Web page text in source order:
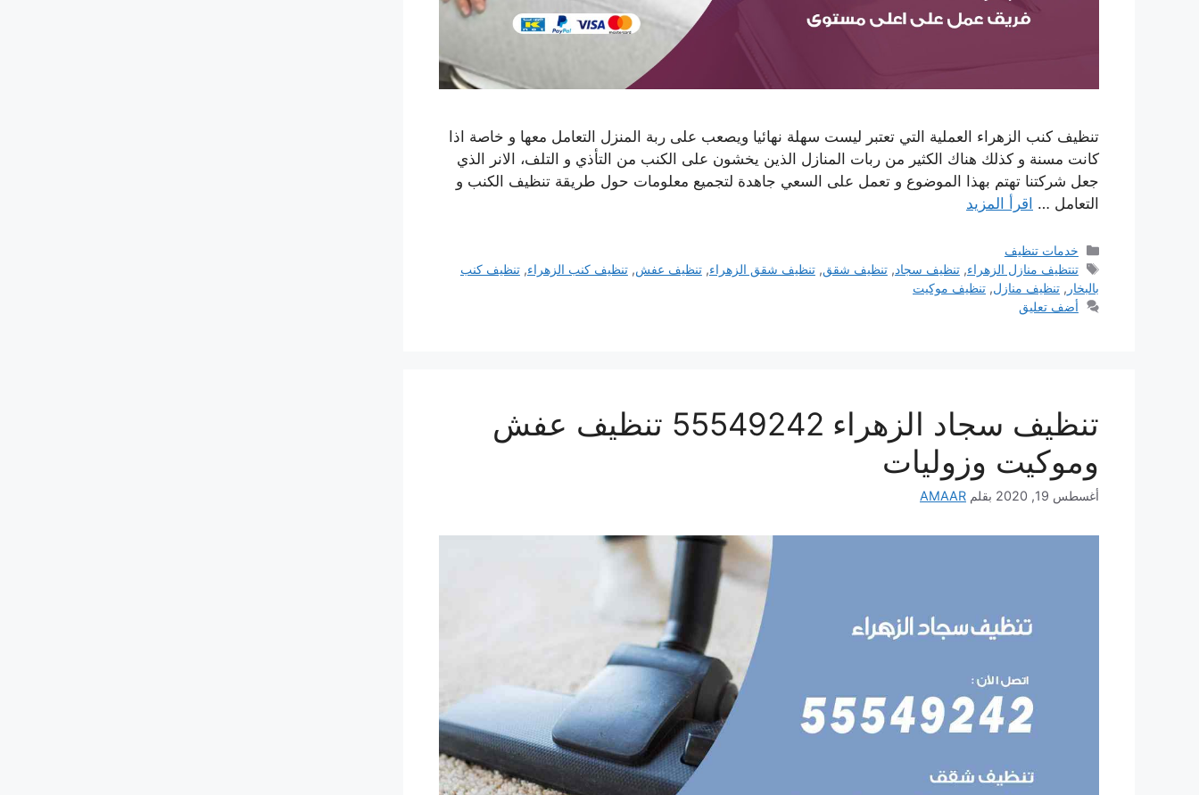
تنظيف كنب الزهراء العملية التي تعتبر ليست سهلة نهائيا ويصعب على ربة المنزل التعامل معها و خاصة اذا
كانت مسنة و كذلك هناك الكثير من ربات المنازل الذين يخشون على الكنب من التأذي و التلف، الانر الذي
جعل شركتنا تهتم بهذا الموضوع و تعمل على السعي جاهدة لتجميع معلومات حول طريقة تنظيف الكنب و
التعامل … اقرأ المزيد
التصنيفات
خدمات تنظيف
الوسوم
تنتظيف منازل الزهراء,تنظيف سجاد,تنظيف شقق,تنظيف شقق الزهراء,تنظيف عفش,تنظيف كنب الزهراء,تنظيف كنب
بالبخار , تنظيف منازل, تنظيف موكيت
أضف تعليق
تنظيف سجاد الزهراء 55549242 تنظيف عفش
وموكيت وزوليات
أغسطس 19, 2020 بقلم AMAAR